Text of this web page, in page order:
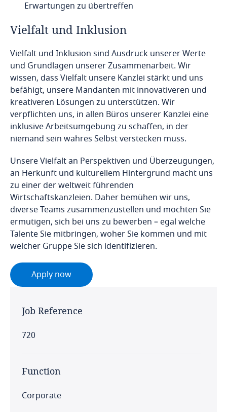
Erwartungen zu übertreffen
Vielfalt und Inklusion
Vielfalt und Inklusion sind Ausdruck unserer Werte
und Grundlagen unserer Zusammenarbeit. Wir
wissen, dass Vielfalt unsere Kanzlei stärkt und uns
befähigt, unsere Mandanten mit innovativeren und
kreativeren Lösungen zu unterstützen. Wir
verpflichten uns, in allen Büros unserer Kanzlei eine
inklusive Arbeitsumgebung zu schaffen, in der
niemand sein wahres Selbst verstecken muss.
Unsere Vielfalt an Perspektiven und Überzeugungen,
an Herkunft und kulturellem Hintergrund macht uns
zu einer der weltweit führenden
Wirtschaftskanzleien. Daher bemühen wir uns,
diverse Teams zusammenzustellen und möchten Sie
ermutigen, sich bei uns zu bewerben – egal welche
Talente Sie mitbringen, woher Sie kommen und mit
welcher Gruppe Sie sich identifizieren.
Apply now
Job Reference
720
Function
Corporate